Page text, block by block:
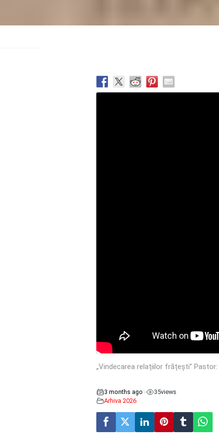
„Vindecarea relațiilor frățești”
3 months ago • 35views
Arhiva 2026